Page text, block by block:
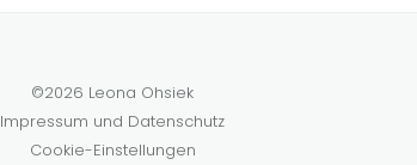
©2026 Leona Ohsiek
Impressum und Datenschutz
Cookie-Einstellungen